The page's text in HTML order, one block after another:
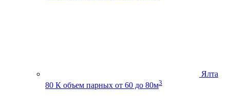
Ялта
80 К объем парных от 60 до 80м3